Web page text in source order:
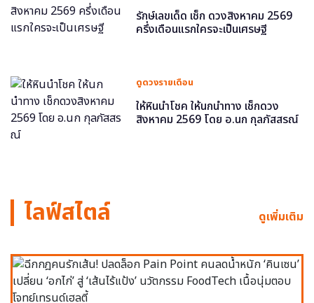
รักษ์เลขเด็ด เช็ก ดวงสิงหาคม 2569
ครึ่งเดือนแรกใครจะเป็นเศรษฐี
ดูดวงรายเดือน
ให้หินนำโชค ให้นกนำทาง เช็กดวง
สิงหาคม 2569 โดย อ.นก กุลภัสสรณ์
ไลฟ์สไตล์ ดูเพิ่มเติม